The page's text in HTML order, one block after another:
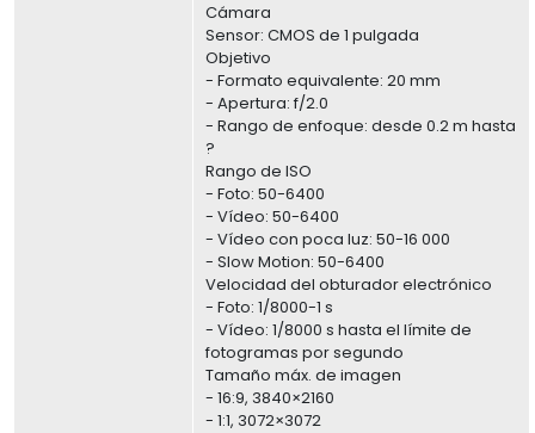
Cámara
Sensor: CMOS de 1 pulgada
Objetivo
- Formato equivalente: 20 mm
- Apertura: f/2.0
- Rango de enfoque: desde 0.2 m hasta
?
Rango de ISO
- Foto: 50-6400
- Vídeo: 50-6400
- Vídeo con poca luz: 50-16 000
- Slow Motion: 50-6400
Velocidad del obturador electrónico
- Foto: 1/8000-1 s
- Vídeo: 1/8000 s hasta el límite de
fotogramas por segundo
Tamaño máx. de imagen
- 16:9, 3840×2160
- 1:1, 3072×3072